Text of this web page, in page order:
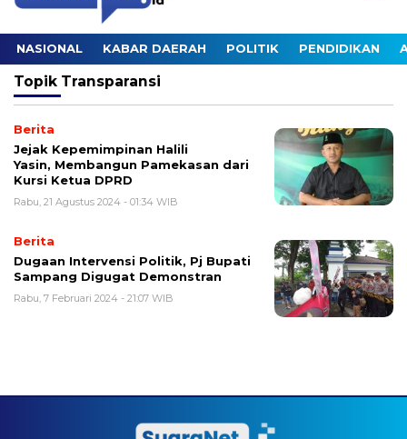
NASIONAL KABAR DAERAH POLITIK PENDIDIKAN
Topik Transparansi
Berita
Jejak Kepemimpinan Halili
Yasin, Membangun Pamekasan dari
Kursi Ketua DPRD
Rabu, 21 Agustus 2024 - 01:34 WIB
Berita
Dugaan Intervensi Politik, Pj Bupati
Sampang Digugat Demonstran
Rabu, 7 Februari 2024 - 21:07 WIB